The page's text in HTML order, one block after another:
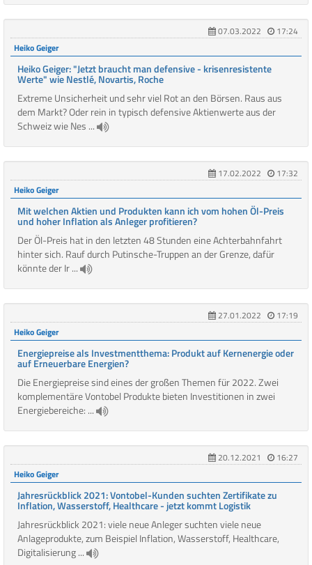
07.03.2022
17:24
Heiko Geiger
Heiko Geiger: "Jetzt braucht man defensive - krisenresistente
Werte" wie Nestlé, Novartis, Roche
Extreme Unsicherheit und sehr viel Rot an den Börsen. Raus aus
dem Markt? Oder rein in typisch defensive Aktienwerte aus der
Schweiz wie Nes ...
17.02.2022
17:32
Heiko Geiger
Mit welchen Aktien und Produkten kann ich vom hohen Öl-Preis
und hoher Inflation als Anleger profitieren?
Der Öl-Preis hat in den letzten 48 Stunden eine Achterbahnfahrt
hinter sich. Rauf durch Putinsche-Truppen an der Grenze, dafür
könnte der Ir ...
27.01.2022
17:19
Heiko Geiger
Energiepreise als Investmentthema: Produkt auf Kernenergie oder
auf Erneuerbare Energien?
Die Energiepreise sind eines der großen Themen für 2022. Zwei
komplementäre Vontobel Produkte bieten Investitionen in zwei
Energiebereiche: ...
20.12.2021
16:27
Heiko Geiger
Jahresrückblick 2021: Vontobel-Kunden suchten Zertifikate zu
Inflation, Wasserstoff, Healthcare - jetzt kommt Logistik
Jahresrückblick 2021: viele neue Anleger suchten viele neue
Anlageprodukte, zum Beispiel Inflation, Wasserstoff, Healthcare,
Digitalisierung ...